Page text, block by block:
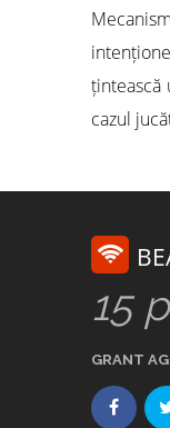
țintească
cazul
15
GRANT